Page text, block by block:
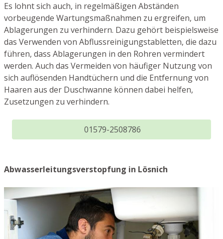
Es lohnt sich auch, in regelmäßigen Abständen
vorbeugende Wartungsmaßnahmen zu ergreifen, um
Ablagerungen zu verhindern. Dazu gehört beispielsweise
das Verwenden von Abflussreinigungstabletten, die dazu
führen, dass Ablagerungen in den Rohren vermindert
werden. Auch das Vermeiden von häufiger Nutzung von
sich auflösenden Handtüchern und die Entfernung von
Haaren aus der Duschwanne können dabei helfen,
Zusetzungen zu verhindern.
01579-2508786
Abwasserleitungsverstopfung in Lösnich